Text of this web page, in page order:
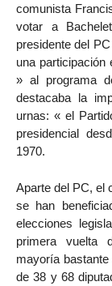
comunista
votar a
presidente del
una participación
» al programa
destacaba la
urnas: « el
presidencial
1970.
Aparte del PC, el
se han
elecciones
primera vuelta
mayoría
de 38 y 68